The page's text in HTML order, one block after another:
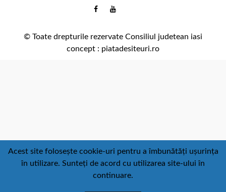
Facebook
Youtube
comunicare@icc.ro
© Toate drepturile rezervate Consiliul judetean iasi
concept : piatadesiteuri.ro
Acest site folosește cookie-uri pentru a îmbunătăți ușurința
în utilizare. Sunteți de acord cu utilizarea site-ului în
continuare.